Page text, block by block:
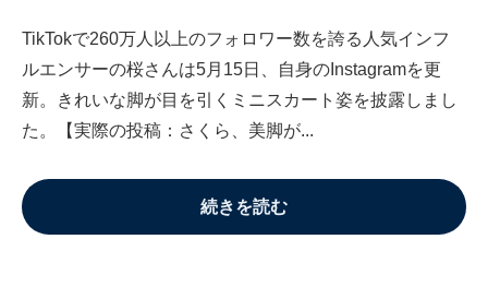
TikTokで260万人以上のフォロワー数を誇る人気インフ
ルエンサーの桜さんは5月15日、自身のInstagramを更
新。きれいな脚が目を引くミニスカート姿を披露しまし
た。【実際の投稿：さくら、美脚が...
続きを読む